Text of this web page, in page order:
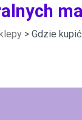
> Gdzie